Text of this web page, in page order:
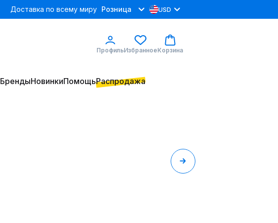
Доставка по всему миру Розница USD
ПрофильИзбранноеКорзина
БрендыНовинкиПомощьРаспродажа